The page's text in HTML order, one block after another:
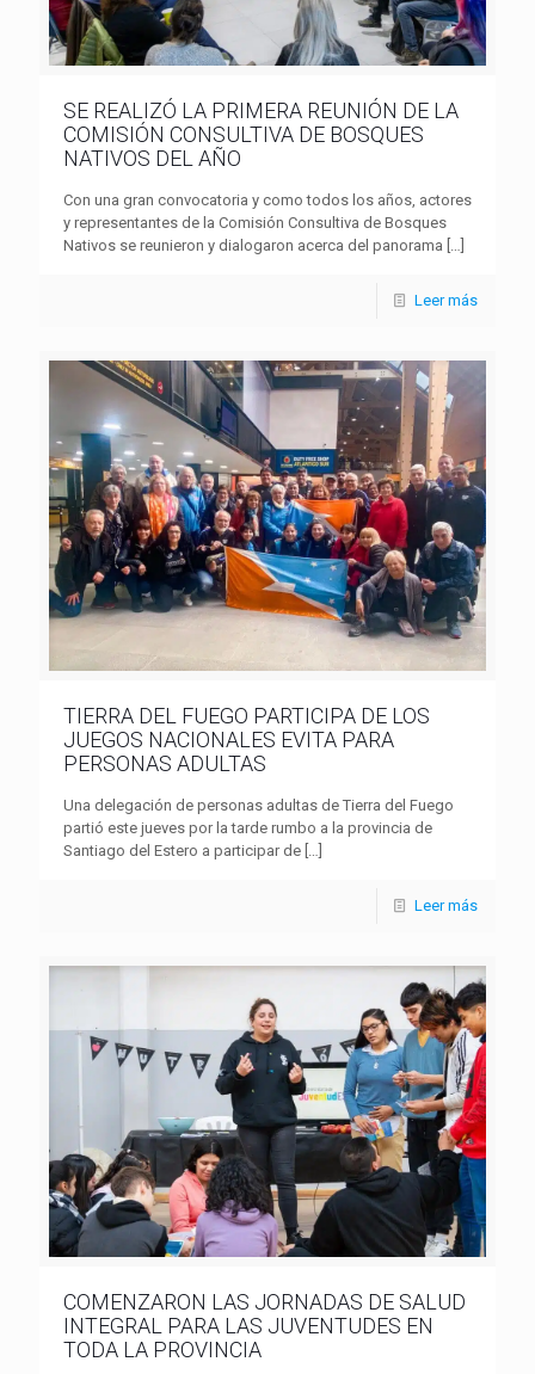
SE REALIZÓ LA PRIMERA REUNIÓN DE LA
COMISIÓN CONSULTIVA DE BOSQUES
NATIVOS DEL AÑO
Con una gran convocatoria y como todos los años, actores
y representantes de la Comisión Consultiva de Bosques
Nativos se reunieron y dialogaron acerca del panorama […]
Leer más
TIERRA DEL FUEGO PARTICIPA DE LOS
JUEGOS NACIONALES EVITA PARA
PERSONAS ADULTAS
Una delegación de personas adultas de Tierra del Fuego
partió este jueves por la tarde rumbo a la provincia de
Santiago del Estero a participar de
Leer más
COMENZARON LAS JORNADAS DE SALUD
INTEGRAL PARA LAS JUVENTUDES EN
TODA LA PROVINCIA